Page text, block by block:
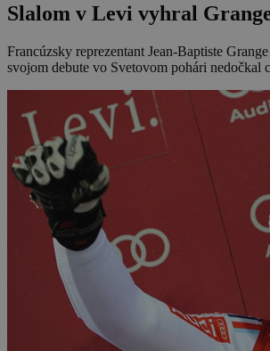
Slalom v Levi vyhral
Francúzsky reprezentant Jean-Baptiste
svojom debute vo Svetovom pohári nedočkal